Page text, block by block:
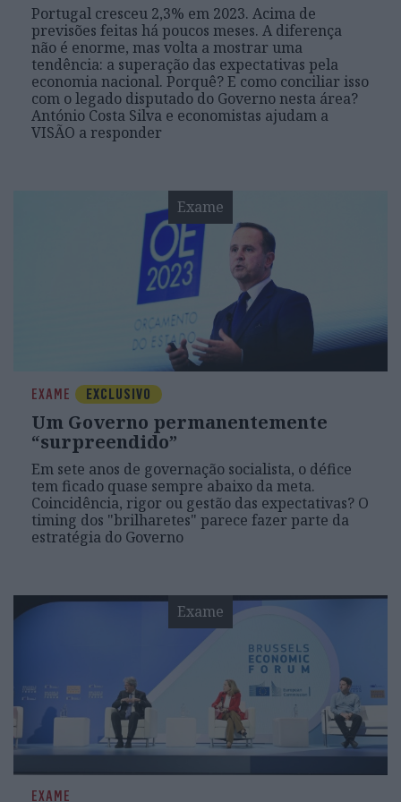
Portugal cresceu 2,3% em 2023. Acima de
previsões feitas há poucos meses. A diferença
não é enorme, mas volta a mostrar uma
tendência: a superação das expectativas pela
economia nacional. Porquê? E como conciliar isso
com o legado disputado do Governo nesta área?
António Costa Silva e economistas ajudam a
VISÃO a responder
Exame
EXAME EXCLUSIVO
Um Governo permanentemente
“surpreendido”
Em sete anos de governação socialista, o défice
tem ficado quase sempre abaixo da meta.
Coincidência, rigor ou gestão das expectativas? O
timing dos "brilharetes" parece fazer parte da
estratégia do Governo
Exame
EXAME